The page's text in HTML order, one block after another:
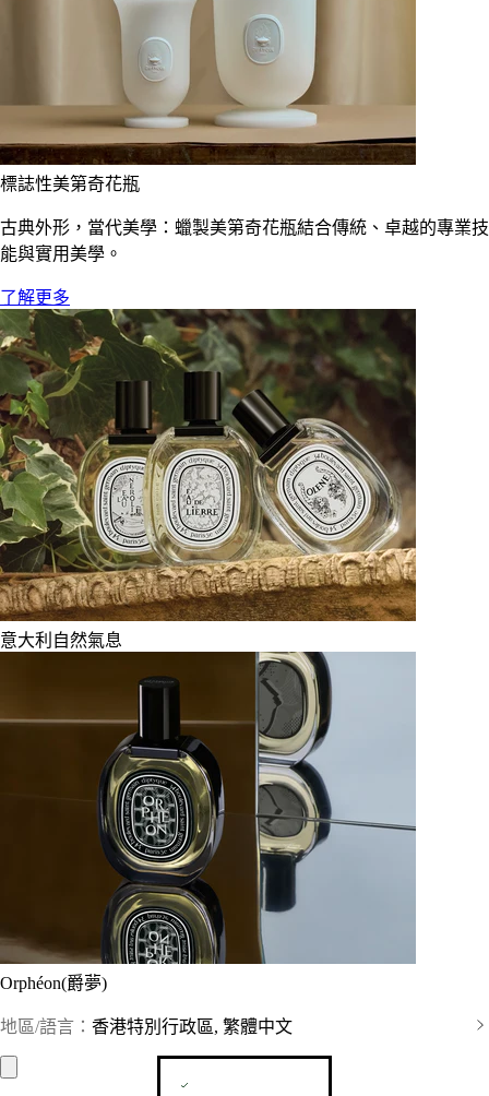
標誌性美第奇花瓶
古典外形，當代美學：蠟製美第奇花瓶結合傳統、卓越的專業技
能與實用美學。
了解更多
意大利自然氣息
Orphéon(爵夢)
地區/語言： 香港特別行政區, 繁體中文